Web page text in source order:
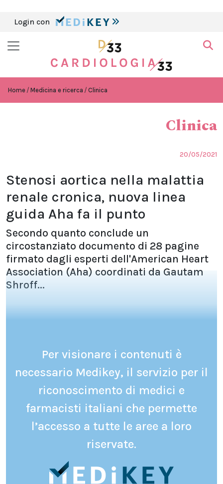
Login con
Home Medicina e ricerca Clinica
Clinica
20/05/2021
Stenosi aortica nella malattia
renale cronica, nuova linea
guida Aha fa il punto
Secondo quanto conclude un
circostanziato documento di 28 pagine
firmato dagli esperti dell'American Heart
Association (Aha) coordinati da Gautam
Shroff...
Per visionare i contenuti è
necessario Medikey, il servizio per il
riconoscimento di medici e
farmacisti italiani che permette
l’accesso a tutte le aree a loro
riservate.